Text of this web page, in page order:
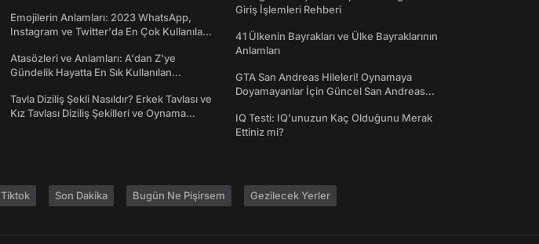
Emojilerin Anlamları: 2023 WhatsApp,
Instagram ve Twitter'da En Çok Kullanılan
Atasözleri ve Anlamları: A'dan Z'ye
Gündelik Hayatta En Sık Kullanılan
Tavla Diziliş Şekli Nasıldır? Erkek Tavlası ve
Kız Tavlası Diziliş Şekilleri ve Oynama
Giriş İşlemleri Rehberi
41 Ülkenin Bayrakları ve Ülke Bayraklarının
Anlamları
GTA San Andreas Hileleri! Oynamaya
Doyamayanlar İçin Güncel San Andreas
IQ Testi: IQ'unuzun Kaç Olduğunu Merak
Ettiniz mi?
Tiktok Son Dakika Bugün Ne Pişirsem Gezilecek Yerler